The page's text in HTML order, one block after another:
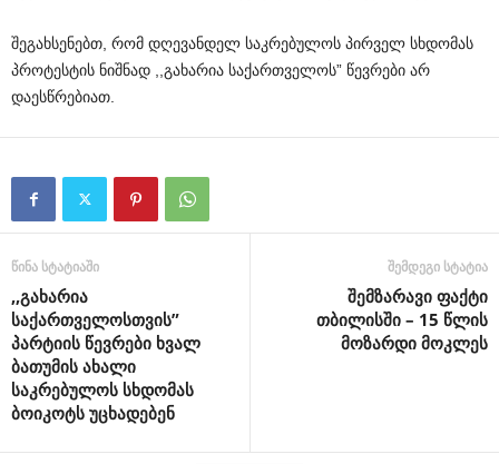
შეგახსენებთ რომ დღევანდელ საკრებულოს პირველ სხდომას
პროტესტის ნიშნად გახარია საქართველოს” წევრები არ
დაესწრებიათ
წინა სტატიაში
,,გახარია
საქართველოსთვის”
პარტიის წევრები ხვალ
ბათუმის ახალი
საკრებულოს სხდომას
ბოიკოტს უცხადებენ
შემდეგი სტატია
შემზარავი ფაქტი
თბილისში – 15 წლის
მოზარდი მოკლეს